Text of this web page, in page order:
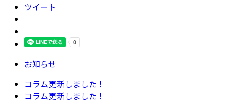
ツイート
お知らせ
コラム更新しました！
コラム更新しました！